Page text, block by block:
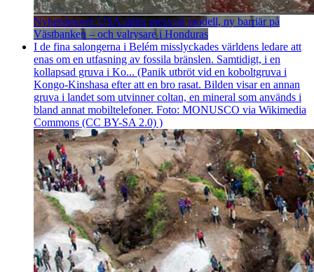
Nyhetsbrevet: USA sätter press på modell, ny barriär på
Västbanken – och valrysare i Honduras
I de fina salongerna i Belém misslyckades världens ledare att
enas om en utfasning av fossila bränslen. Samtidigt, i en
kollapsad gruva i Ko... (Panik utbröt vid en koboltgruva i
Kongo-Kinshasa efter att en bro rasat. Bilden visar en annan
gruva i landet som utvinner coltan, en mineral som används i
bland annat mobiltelefoner. Foto: MONUSCO via Wikimedia
Commons (CC BY-SA 2.0) )